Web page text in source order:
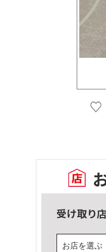
受け取り
お店を選ぶ